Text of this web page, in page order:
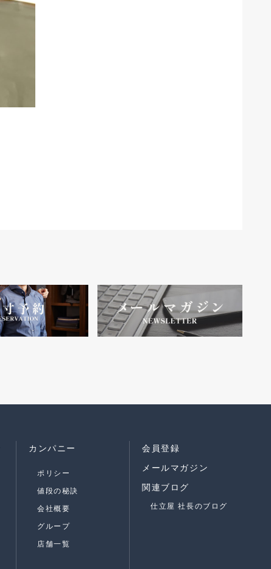
カンパニー
ポリシー
値段の秘訣
会社概要
グループ
店舗一覧
会員登録
メールマガジン
関連ブログ
仕立屋 社長のブログ